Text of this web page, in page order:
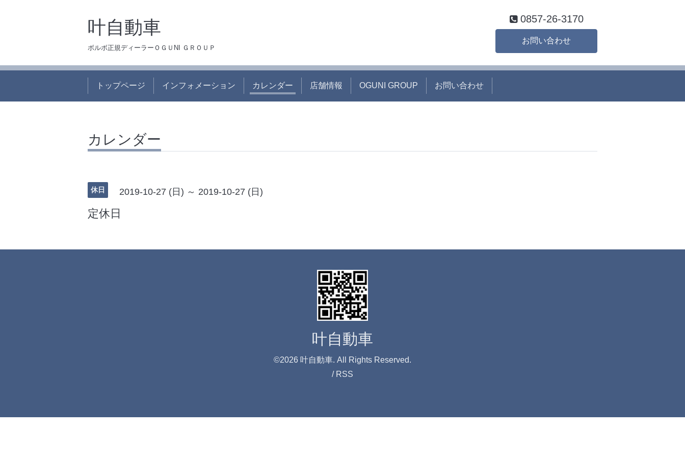
叶自動車
ボルボ正規ディーラーＯＧＵNI ＧＲＯＵＰ
0857-26-3170
お問い合わせ
トップページ インフォメーション カレンダー 店舗情報 OGUNI GROUP お問い合わせ
カレンダー
休日 2019-10-27 (日) ～ 2019-10-27 (日)
定休日
叶自動車
©2026 叶自動車. All Rights Reserved.
/ RSS